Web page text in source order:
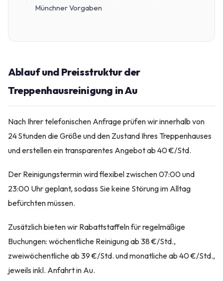
Münchner Vorgaben
Ablauf und Preisstruktur der
Treppenhausreinigung in Au
Nach Ihrer telefonischen Anfrage prüfen wir innerhalb von
24 Stunden die Größe und den Zustand Ihres Treppenhauses
und erstellen ein transparentes Angebot ab 40 €/Std.
Der Reinigungstermin wird flexibel zwischen 07:00 und
23:00 Uhr geplant, sodass Sie keine Störung im Alltag
befürchten müssen.
Zusätzlich bieten wir Rabattstaffeln für regelmäßige
Buchungen: wöchentliche Reinigung ab 38 €/Std.,
zweiwöchentliche ab 39 €/Std. und monatliche ab 40 €/Std.,
jeweils inkl. Anfahrt in Au.